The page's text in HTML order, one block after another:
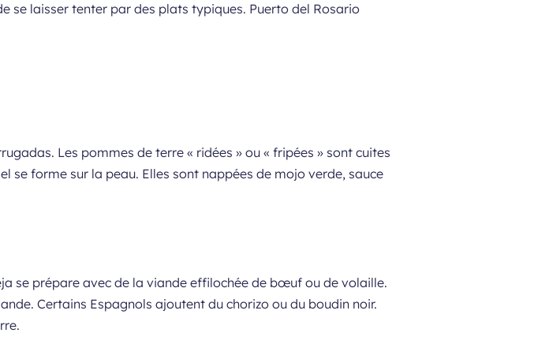
se laisser tenter par des plats typiques. Puerto del Rosario
Les pommes de terre « ridées » ou « fripées » sont cuites
se forme sur la peau. Elles sont nappées de mojo verde, sauce
se prépare avec de la viande effilochée de bœuf ou de volaille.
Certains Espagnols ajoutent du chorizo ou du boudin noir.